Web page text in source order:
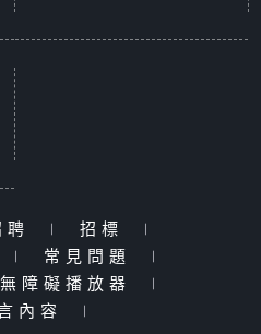
聘 | 招標
|
| 常見問題
|
無障礙播放器
|
內容
|